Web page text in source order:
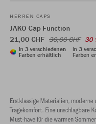
HERREN CAPS
JAKO Cap Function
21,00 CHF 30,00 CHF 30
In 3 verschiedenen
Farben erhältlich
In 3
Farben
Erstklassige Materialien,
Tragekomfort. Eine unschlagbare
Must-have für die warmen